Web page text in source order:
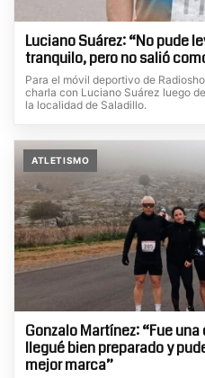
Luciano Suárez: “No pude
tranquilo, pero no salió
Para el móvil deportivo de
charla con Luciano Suárez luego
la localidad de Saladillo.
ATLETISMO
Gonzalo Martínez: “Fue
llegué bien preparado y
mejor marca”